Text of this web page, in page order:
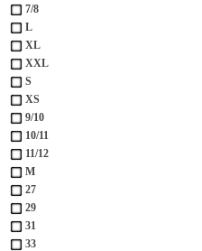
7/8
L
XL
XXL
S
XS
9/10
10/11
11/12
M
27
29
31
33